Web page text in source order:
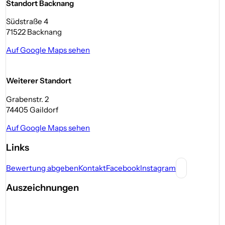
Standort Backnang
Südstraße 4
71522 Backnang
Auf Google Maps sehen
Weiterer Standort
Grabenstr. 2
74405 Gaildorf
Auf Google Maps sehen
Links
Bewertung abgebenKontaktFacebookInstagram
Auszeichnungen